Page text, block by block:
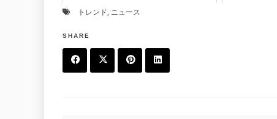
トレンド, ニュース
SHARE